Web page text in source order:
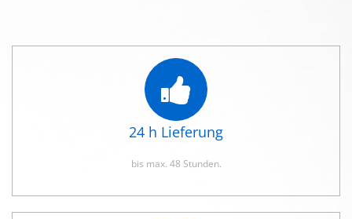
24 h Lieferung
bis max. 48 Stunden.